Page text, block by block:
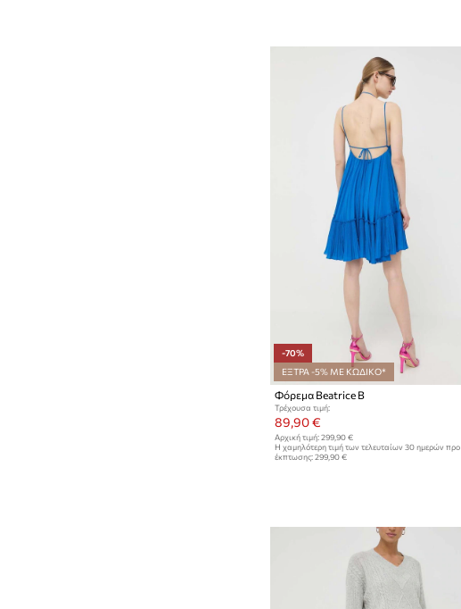
-70%
ΕΞΤΡΑ -5% ΜΕ ΚΩΔΙΚΟ*
Φόρεμα Beatrice B
Τρέχουσα τιμή:
89,90 €
Αρχική τιμή: 299,90 €
Η χαμηλότερη τιμή των τελευταίων 30 ημερών προ
έκπτωσης: 299,90 €